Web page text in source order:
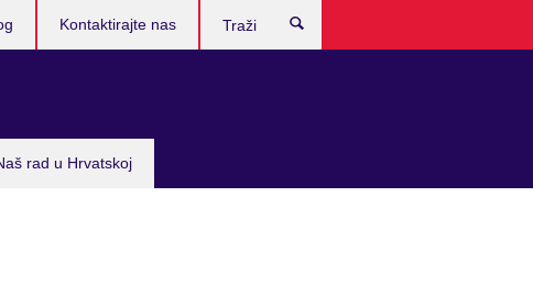
rad u Hrvatskoj
Kontaktirajte nas